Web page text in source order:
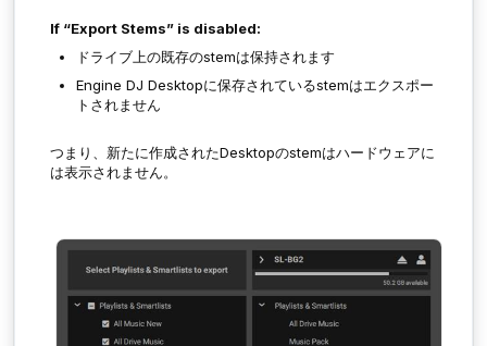
If “Export Stems” is disabled:
ドライブ上の既存のstemは保持されます
Engine DJ Desktopに保存されているstemはエクスポー
トされません
つまり、新たに作成されたDesktopのstemはハードウェアに
は表示されません。